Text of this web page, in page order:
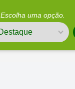
Escolha uma opção.